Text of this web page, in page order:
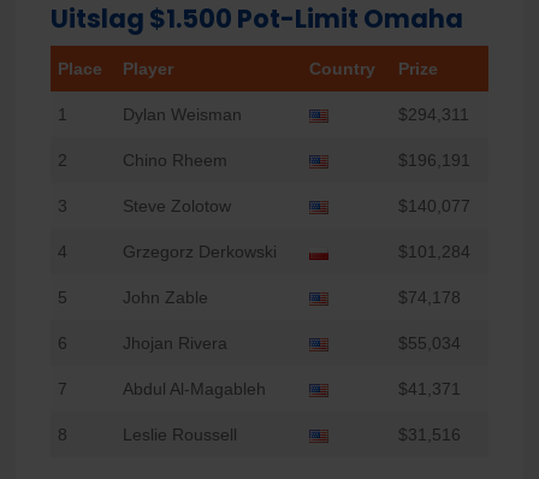
Uitslag $1.500 Pot-Limit Omaha
Place Player Country Prize
1 Dylan Weisman $294,311
2 Chino Rheem $196,191
3 Steve Zolotow $140,077
4 Grzegorz Derkowski $101,284
5 John Zable $74,178
6 Jhojan Rivera $55,034
7 Abdul Al-Magableh $41,371
8 Leslie Roussell $31,516